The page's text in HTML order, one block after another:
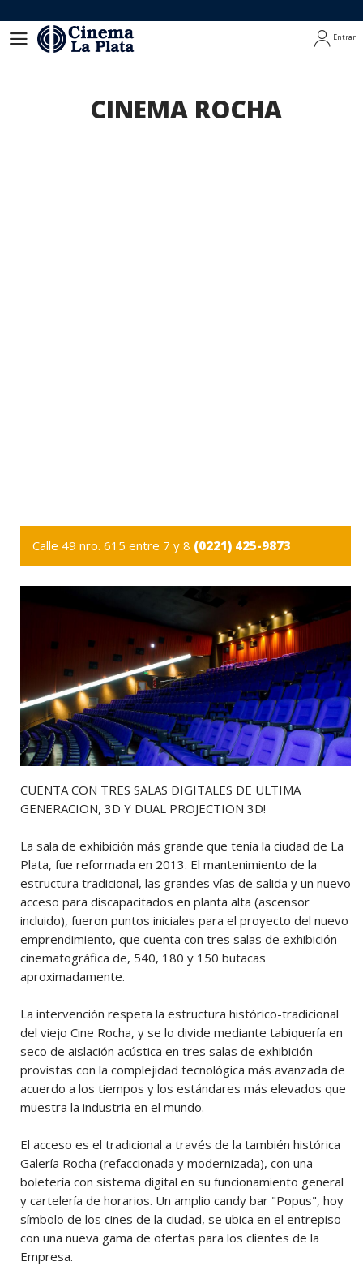
Entrar
CINEMA ROCHA
Calle 49 nro. 615 entre 7 y 8 (0221) 425-9873
CUENTA CON TRES SALAS DIGITALES DE ULTIMA
GENERACION, 3D Y DUAL PROJECTION 3D!
La sala de exhibición más grande que tenía la ciudad de La
Plata, fue reformada en 2013. El mantenimiento de la
estructura tradicional, las grandes vías de salida y un nuevo
acceso para discapacitados en planta alta (ascensor
incluido), fueron puntos iniciales para el proyecto del nuevo
emprendimiento, que cuenta con tres salas de exhibición
cinematográfica de, 540, 180 y 150 butacas
aproximadamente.
La intervención respeta la estructura histórico-tradicional
del viejo Cine Rocha, y se lo divide mediante tabiquería en
seco de aislación acústica en tres salas de exhibición
provistas con la complejidad tecnológica más avanzada de
acuerdo a los tiempos y los estándares más elevados que
muestra la industria en el mundo.
El acceso es el tradicional a través de la también histórica
Galería Rocha (refaccionada y modernizada), con una
boletería con sistema digital en su funcionamiento general
y cartelería de horarios. Un amplio candy bar "Popus", hoy
símbolo de los cines de la ciudad, se ubica en el entrepiso
con una nueva gama de ofertas para los clientes de la
Empresa.